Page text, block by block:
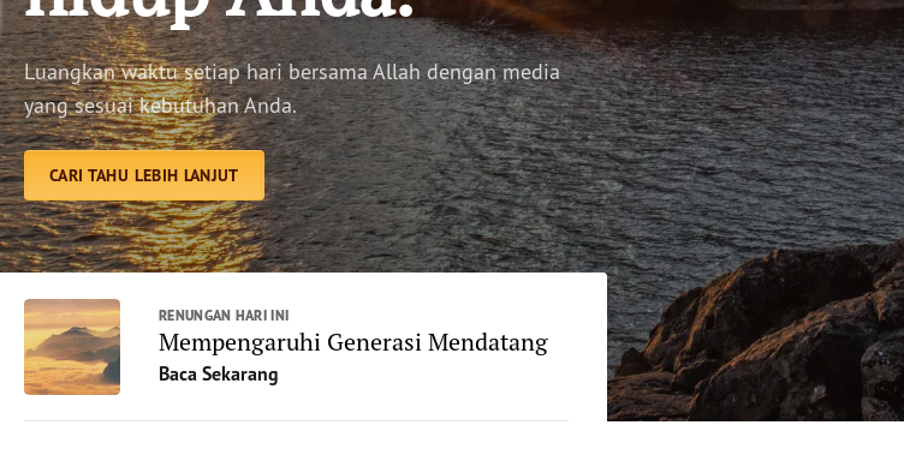
Luangkan waktu setiap hari bersama Allah dengan media
yang sesuai kebutuhan Anda.
CARI TAHU LEBIH LANJUT
RENUNGAN HARI INI
Mempengaruhi Generasi Mendatang
Baca Sekarang